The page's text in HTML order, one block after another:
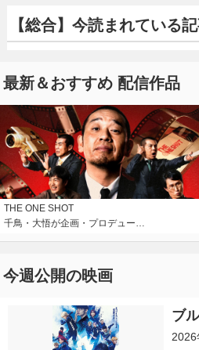
【総合】今読まれている
最新＆おすすめ 配信作品
THE ONE SHOT
千鳥・大悟が企画・プロデュー…
今週公開の映画
ブ
2026